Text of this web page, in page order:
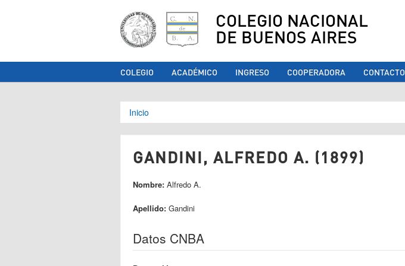
COLEGIO NACIONAL
DE BUENOS AIRES
COLEGIO ACADÉMICO INGRESO COOPERADORA CONTACTO
Se encuentra usted aquí
Inicio
GANDINI, ALFREDO A. (1899)
Nombre: Alfredo A.
Apellido: Gandini
Datos CNBA